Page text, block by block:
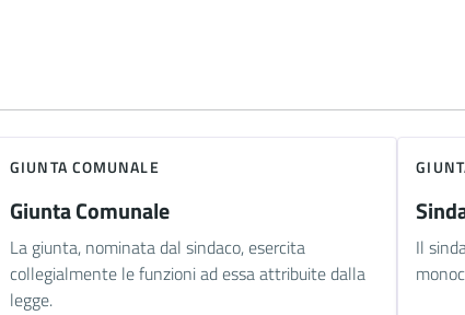
GIUNTA COMUNALE
Giunta Comunale
La giunta, nominata dal sindaco, esercita
collegialmente le funzioni ad essa attribuite dalla
legge.
Il